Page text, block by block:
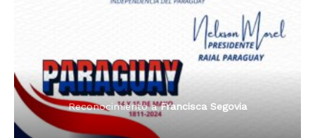
Dama de Oro 2024
Reconocimiento aFrancisca Segovia
Reconocimiento aFrancisca Segovia
Radio Tribuna Abierta
Radio Tribuna Abierta
Radio Oñondivepa Paraguay
Premio Orgullo Paraguayo
Reconocimiento aFrancisca Segovia